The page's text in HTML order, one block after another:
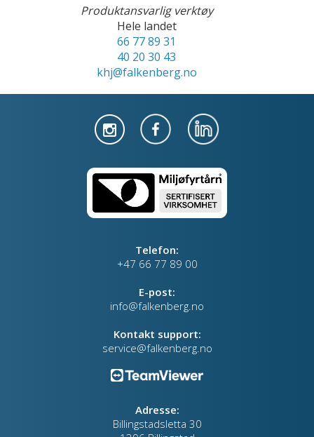
Produktansvarlig verktøy
Hele landet
66 77 89 31
40 20 30 43
khj@falkenberg.no
Telefon:
+47 66 77 89 00
E-post:
info@falkenberg.no
Kontakt support:
service@falkenberg.no
Adresse:
Billingstadsletta 30